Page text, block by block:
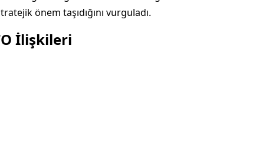
önem taşıdığını vurguladı.
İlişkileri